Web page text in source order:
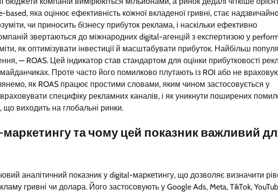
яка оцінює ефективність кожної вкладеної гривні, стає
чи приносить бізнесу прибуток реклама, і наскільки ефективно
звертаються до міжнародних digital-агенцій з експертизою у
як оптимізувати інвестиції й масштабувати прибуток. Найбільш
— ROAS. Цей індикатор став стандартом для оцінки прибутковості
майданчиках. Проте часто його помилково плутають із ROI або не
як ROAS працює простими словами, яким чином застосовується у
специфіку рекламних каналів, і як уникнути поширених
що виходить на глобальні ринки.
маркетингу та чому цей показник важливий
аналітичний показник у digital-маркетингу, що дозволяє визначити
гривні чи долара. Його застосовують у Google Ads, Meta, TikTok,